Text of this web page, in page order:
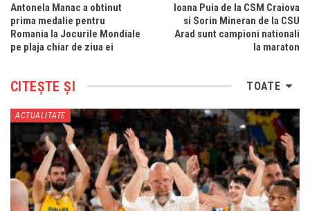
Antonela Manac a obtinut
prima medalie pentru
Romania la Jocurile Mondiale
pe plaja chiar de ziua ei
Ioana Puia de la CSM Craiova
si Sorin Mineran de la CSU
Arad sunt campioni nationali
la maraton
TOATE
CITEȘTE ȘI
ACTUALITATE